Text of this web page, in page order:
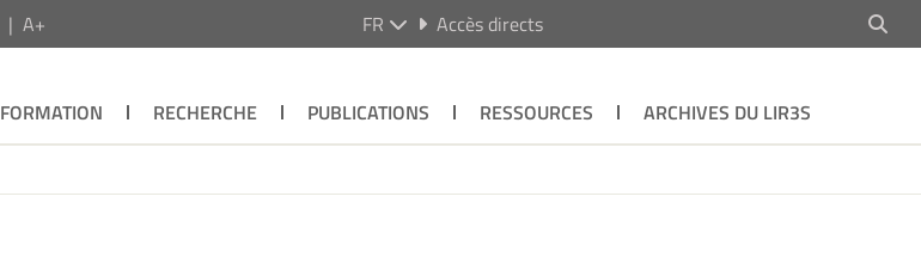
A+ FR Accès directs
FORMATION RECHERCHE PUBLICATIONS RESSOURCES
ARCHIVES DU LIR3S